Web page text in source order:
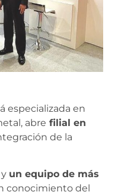
especializada en
abre filial en
de la
un equipo de más
conocimiento del